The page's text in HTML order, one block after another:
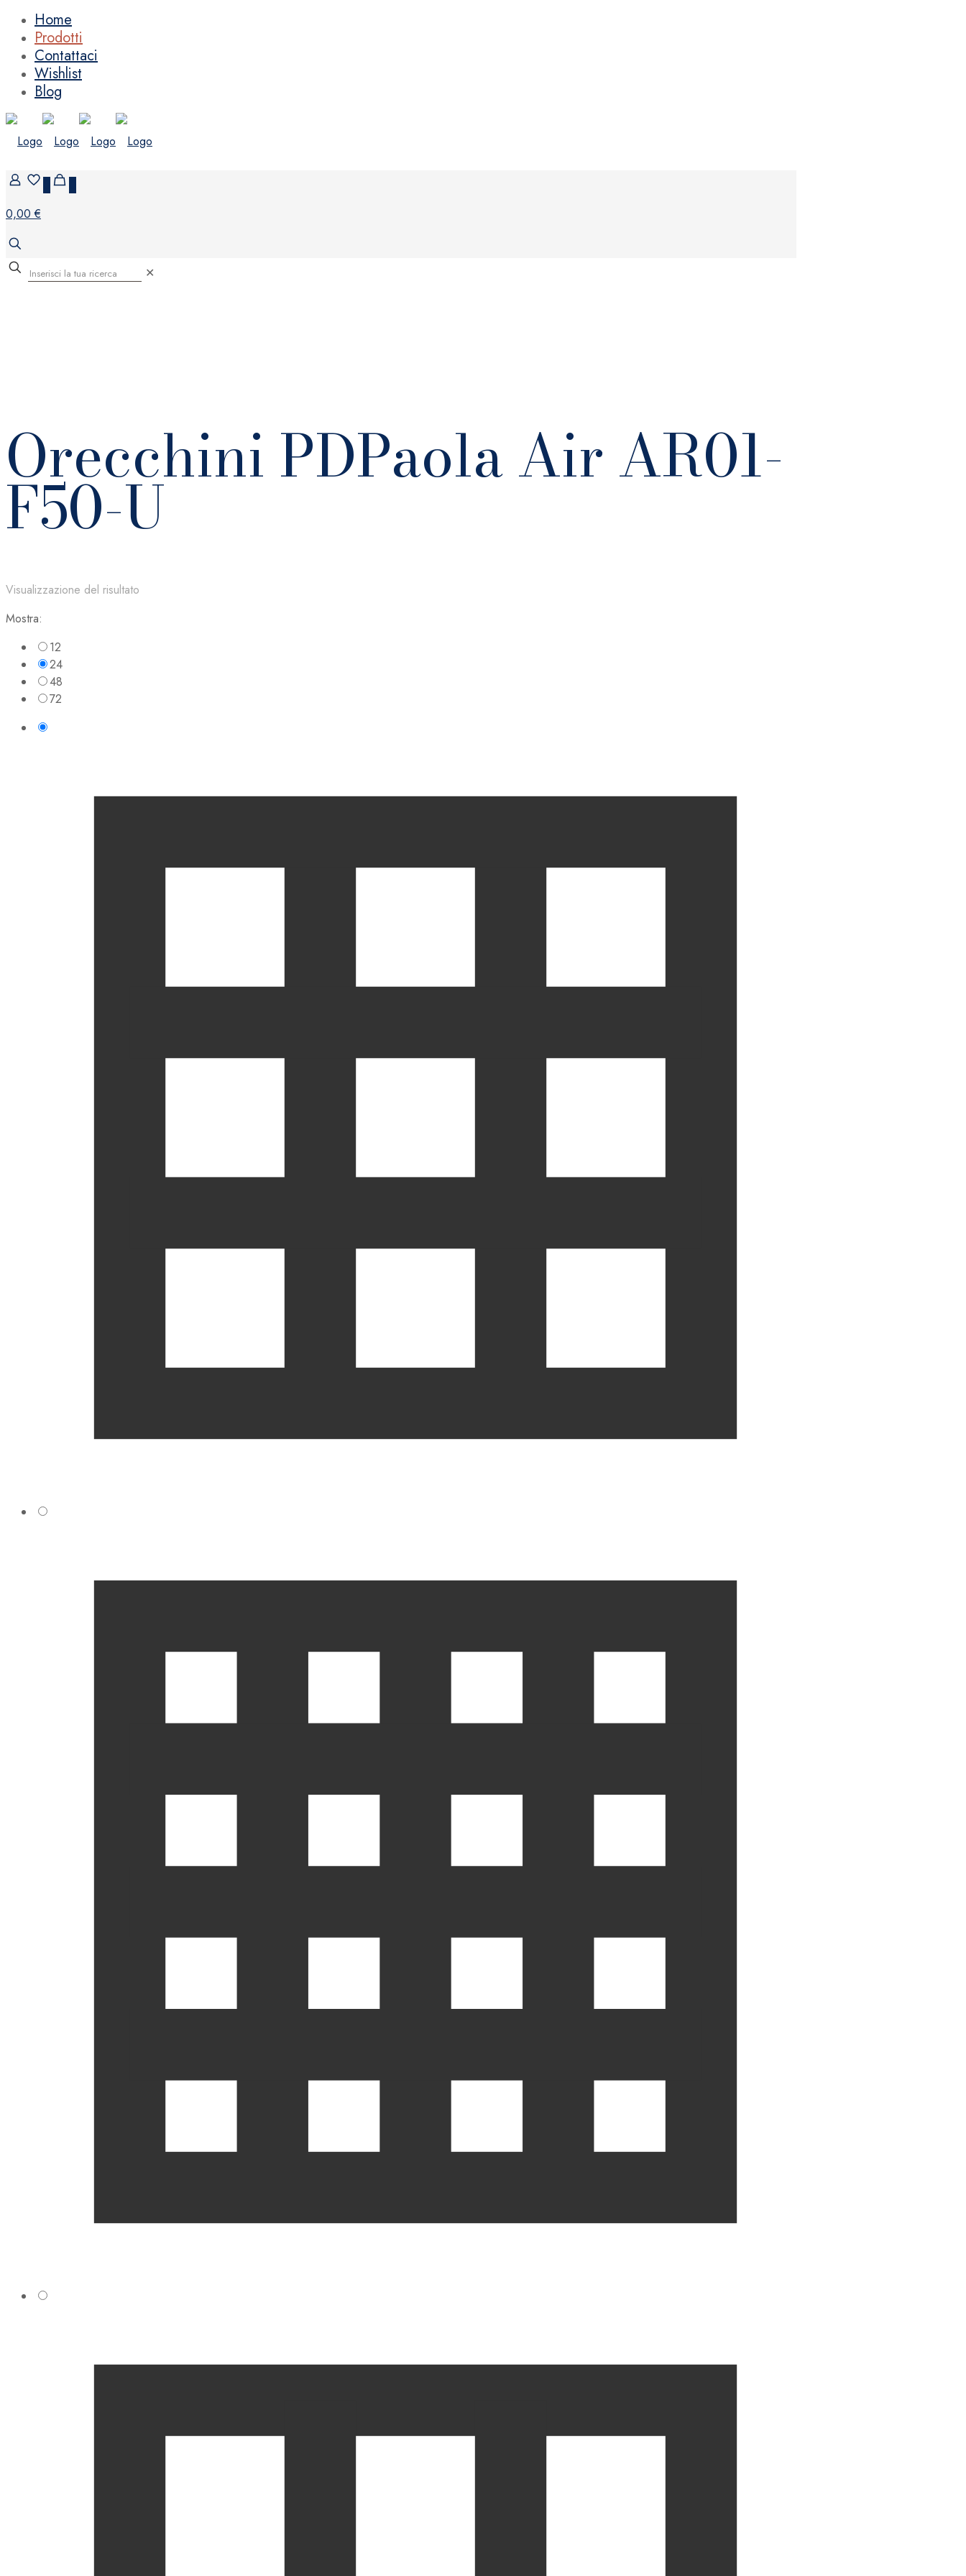
Home
Prodotti
Contattaci
Wishlist
Blog
0,00 €
✕
Orecchini PDPaola Air AR01-
F50-U
Visualizzazione del risultato
Mostra:
12
24
48
72